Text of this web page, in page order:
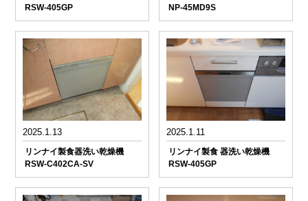
RSW-405GP
NP-45MD9S
2025.1.13
リンナイ製食器洗い乾燥機
RSW-C402CA-SV
2025.1.11
リンナイ製食 器洗い乾燥機
RSW-405GP